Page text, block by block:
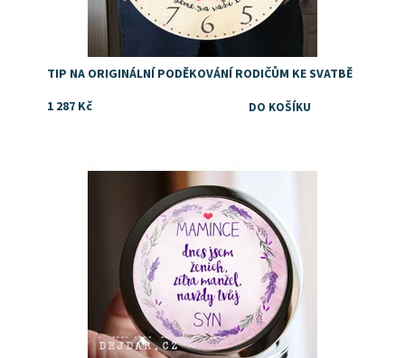
TIP NA ORIGINÁLNÍ PODĚKOVÁNÍ RODIČŮM KE SVATBĚ
1 287 Kč